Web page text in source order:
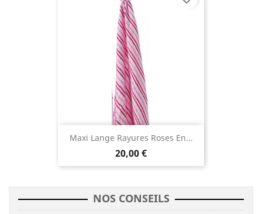
Maxi Lange Rayures Roses En...
20,00 €
NOS CONSEILS